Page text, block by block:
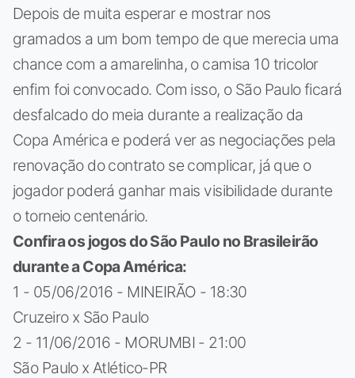
Depois de muita esperar e mostrar nos
gramados a um bom tempo de que merecia uma
chance com a amarelinha, o camisa 10 tricolor
enfim foi convocado. Com isso, o São Paulo ficará
desfalcado do meia durante a realização da
Copa América e poderá ver as negociações pela
renovação do contrato se complicar, já que o
jogador poderá ganhar mais visibilidade durante
o torneio centenário.
Confira os jogos do São Paulo no Brasileirão
durante a Copa América:
1 - 05/06/2016 - MINEIRÃO - 18:30
Cruzeiro x São Paulo
2 - 11/06/2016 - MORUMBI - 21:00
São Paulo x Atlético-PR